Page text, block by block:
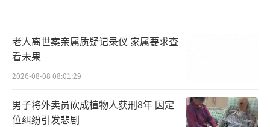
老人离世案亲属质疑记录仪 家属要求查
看未果
2026-08-08 08:01:29
男子将外卖员砍成植物人获刑8年 因定
位纠纷引发悲剧